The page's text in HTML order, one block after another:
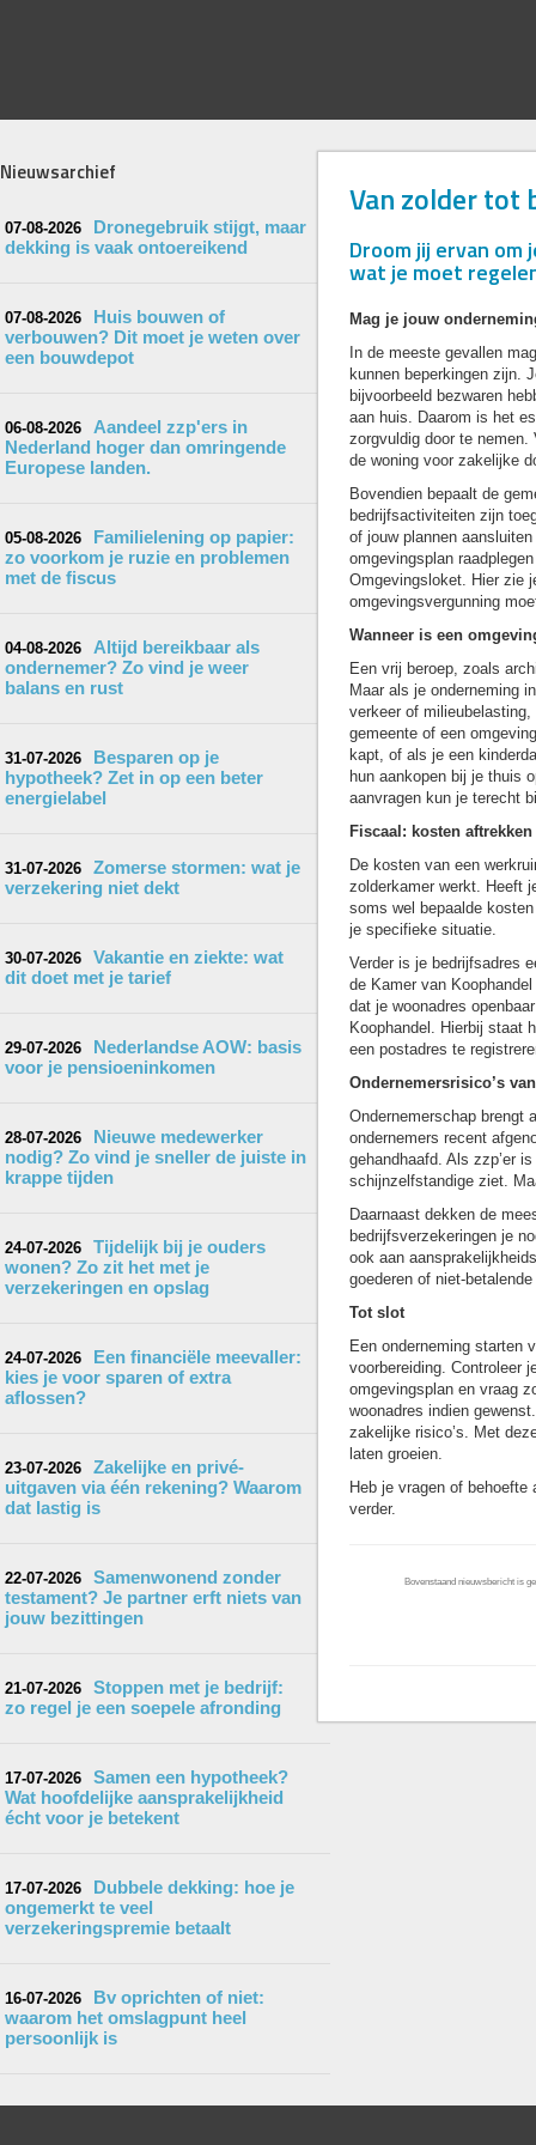
Nieuwsarchief
07-08-2026
Dronegebruik stijgt, maar
dekking is vaak ontoereikend
07-08-2026
Huis bouwen of
verbouwen? Dit moet je weten over
een bouwdepot
06-08-2026
Aandeel zzp'ers in
Nederland hoger dan omringende
Europese landen.
05-08-2026
Familielening op papier:
zo voorkom je ruzie en problemen
met de fiscus
04-08-2026
Altijd bereikbaar als
ondernemer? Zo vind je weer
balans en rust
31-07-2026
Besparen op je
hypotheek? Zet in op een beter
energielabel
31-07-2026
Zomerse stormen: wat je
verzekering niet dekt
30-07-2026
Vakantie en ziekte: wat
dit doet met je tarief
29-07-2026
Nederlandse AOW: basis
voor je pensioeninkomen
28-07-2026
Nieuwe medewerker
nodig? Zo vind je sneller de juiste in
krappe tijden
24-07-2026
Tijdelijk bij je ouders
wonen? Zo zit het met je
verzekeringen en opslag
24-07-2026
Een financiële meevaller:
kies je voor sparen of extra
aflossen?
23-07-2026
Zakelijke en privé-
uitgaven via één rekening? Waarom
dat lastig is
22-07-2026
Samenwonend zonder
testament? Je partner erft niets van
jouw bezittingen
21-07-2026
Stoppen met je bedrijf:
zo regel je een soepele afronding
17-07-2026
Samen een hypotheek?
Wat hoofdelijke aansprakelijkheid
écht voor je betekent
17-07-2026
Dubbele dekking: hoe je
ongemerkt te veel
verzekeringspremie betaalt
16-07-2026
Bv oprichten of niet:
waarom het omslagpunt heel
persoonlijk is
Van zolder tot
Droom jij ervan
wat je moet
Mag je jouw
In de meeste gevallen
kunnen beperkingen zijn.
bijvoorbeeld bezwaren
aan huis. Daarom is het
zorgvuldig door te nemen.
de woning voor zakelijke
Bovendien bepaalt de
bedrijfsactiviteiten zijn
of jouw plannen
omgevingsplan
Omgevingsloket. Hier zie
omgevingsvergunning
Wanneer is een
Een vrij beroep, zoals
Maar als je onderneming
verkeer of
gemeente of een
kapt, of als je een
hun aankopen bij je thuis
aanvragen kun je terecht
Fiscaal: kosten
De kosten van een
zolderkamer werkt. Heeft
soms wel bepaalde
je specifieke situatie.
Verder is je bedrijfsadres
de Kamer van
dat je woonadres
Koophandel. Hierbij staat
een postadres te
Ondernemersrisico’s
Ondernemerschap brengt
ondernemers recent
gehandhaafd. Als zzp’er
schijnzelfstandige ziet.
Daarnaast dekken de
bedrijfsverzekeringen je
ook aan
goederen of niet-
Tot slot
Een onderneming starten
voorbereiding. Controleer
omgevingsplan en vraag
woonadres indien
zakelijke risico’s. Met
laten groeien.
Heb je vragen of
verder.
Bovenstaand nieuwsbericht is